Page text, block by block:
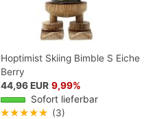
Hoptimist Skiing Bimble S Eiche
Berry
44,96 EUR 9,99%
Sofort lieferbar
★★★★★ (3)